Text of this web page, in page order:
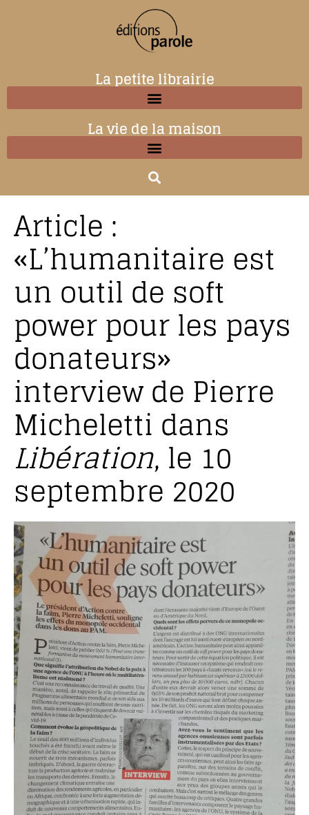
La petite librairie
La vie de la maison
Article :
«L’humanitaire est
un outil de soft
power pour les pays
donateurs»
interview de Pierre
Micheletti dans
Libération, le 10
septembre 2020